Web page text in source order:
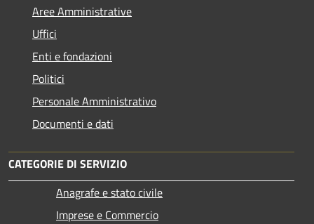
Aree Amministrative
Uffici
Enti e fondazioni
Politici
Personale Amministrativo
Documenti e dati
CATEGORIE DI SERVIZIO
Anagrafe e stato civile
Imprese e Commercio